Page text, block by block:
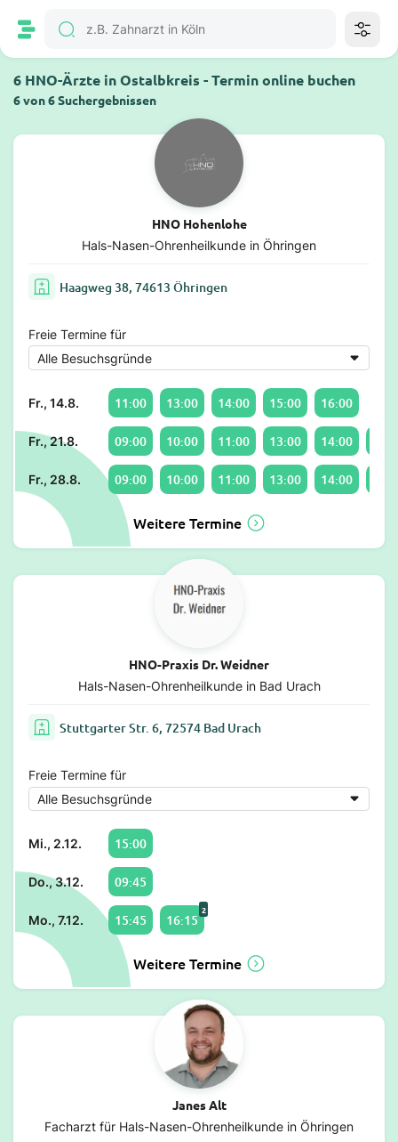
6 HNO-Ärzte in Ostalbkreis - Termin online buchen
6 von 6 Suchergebnissen
HNO Hohenlohe
Hals-Nasen-Ohrenheilkunde in Öhringen
Haagweg 38, 74613 Öhringen
Freie Termine für
Fr., 14.8. 11:00 13:00 14:00 15:00 16:00
Fr., 21.8. 09:00 10:00 11:00 13:00 14:00
Fr., 28.8. 09:00 10:00 11:00 13:00 14:00
Weitere Termine
HNO-Praxis Dr. Weidner
Hals-Nasen-Ohrenheilkunde in Bad Urach
Stuttgarter Str. 6, 72574 Bad Urach
Freie Termine für
Mi., 2.12. 15:00
Do., 3.12. 09:45
Mo., 7.12. 15:45 16:15
2
Weitere Termine
Janes Alt
Facharzt für Hals-Nasen-Ohrenheilkunde in Öhringen